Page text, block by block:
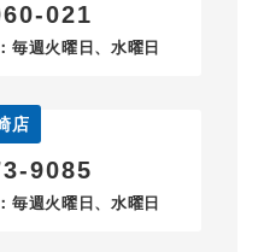
021
毎週火曜日、水曜日
店
9085
毎週火曜日、水曜日